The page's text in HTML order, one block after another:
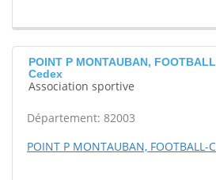
POINT P MONTAUBAN,
Cedex
Association sportive
Département: 82003
POINT P MONTAUBAN, FOOTBALL-